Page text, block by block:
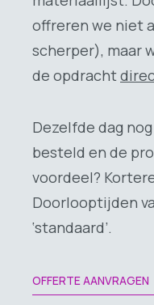
offreren we niet
scherper), maar
de opdracht
Dezelfde dag
besteld en de
voordeel?
Doorlooptijden
‘standaard’.
OFFERTE AANVRAGEN